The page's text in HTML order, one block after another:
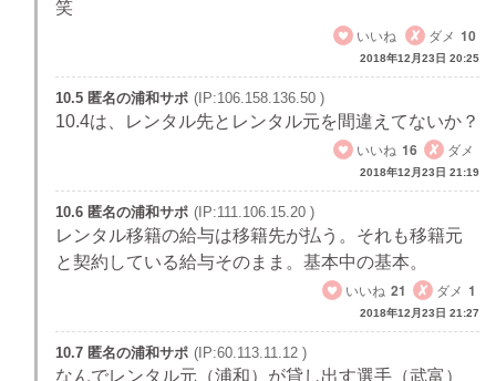
笑
いいね
ダメ 10
2018年12月23日 20:25
10.5 匿名の浦和サポ (IP:106.158.136.50 )
10.4は、レンタル先とレンタル元を間違えてないか？
いいね 16 ダメ
2018年12月23日 21:19
10.6 匿名の浦和サポ (IP:111.106.15.20 )
レンタル移籍の給与は移籍先が払う。それも移籍元
と契約している給与そのまま。基本中の基本。
いいね 21 ダメ 1
2018年12月23日 21:27
10.7 匿名の浦和サポ (IP:60.113.11.12 )
なんでレンタル元（浦和）が貸し出す選手（武富）